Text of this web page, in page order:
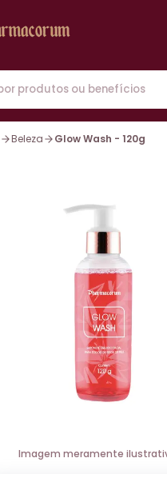
Beleza Glow Wash - 120g
Imagem meramente